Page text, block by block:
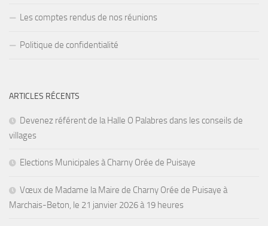
Les comptes rendus de nos réunions
Politique de confidentialité
ARTICLES RÉCENTS
Devenez référent de la Halle O Palabres dans les conseils de
villages
Elections Municipales à Charny Orée de Puisaye
Vœux de Madame la Maire de Charny Orée de Puisaye à
Marchais-Beton, le 21 janvier 2026 à 19 heures